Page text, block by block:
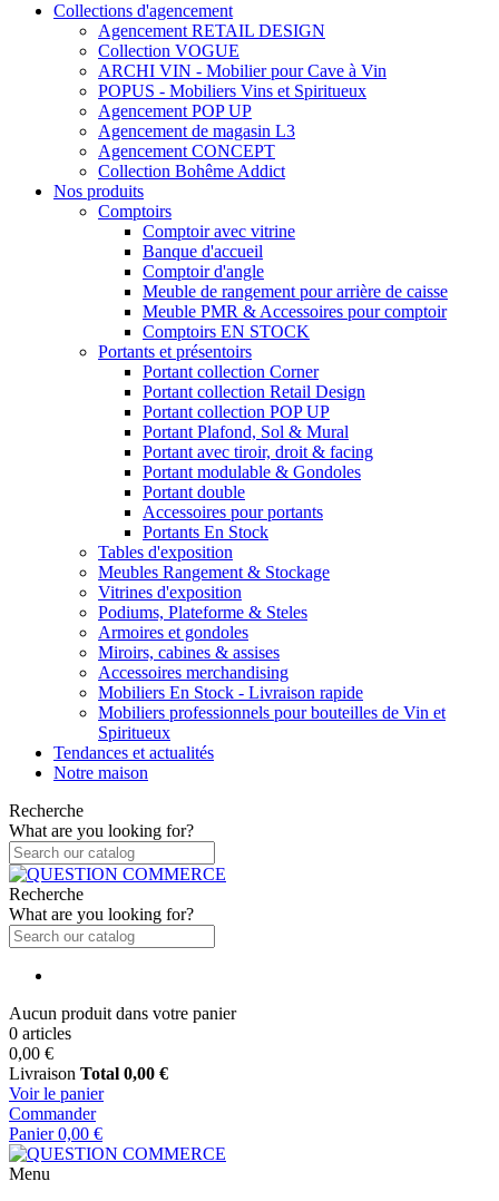
Collections d'agencement
Agencement RETAIL DESIGN
Collection VOGUE
ARCHI VIN - Mobilier pour Cave à Vin
POPUS - Mobiliers Vins et Spiritueux
Agencement POP UP
Agencement de magasin L3
Agencement CONCEPT
Collection Bohême Addict
Nos produits
Comptoirs
Comptoir avec vitrine
Banque d'accueil
Comptoir d'angle
Meuble de rangement pour arrière de caisse
Meuble PMR & Accessoires pour comptoir
Comptoirs EN STOCK
Portants et présentoirs
Portant collection Corner
Portant collection Retail Design
Portant collection POP UP
Portant Plafond, Sol & Mural
Portant avec tiroir, droit & facing
Portant modulable & Gondoles
Portant double
Accessoires pour portants
Portants En Stock
Tables d'exposition
Meubles Rangement & Stockage
Vitrines d'exposition
Podiums, Plateforme & Steles
Armoires et gondoles
Miroirs, cabines & assises
Accessoires merchandising
Mobiliers En Stock - Livraison rapide
Mobiliers professionnels pour bouteilles de Vin et
Spiritueux
Tendances et actualités
Notre maison
Recherche
What are you looking for?
Recherche
What are you looking for?
Aucun produit dans votre panier
0 articles
0,00 €
Livraison Total 0,00 €
Voir le panier
Commander
Panier 0,00 €
Menu